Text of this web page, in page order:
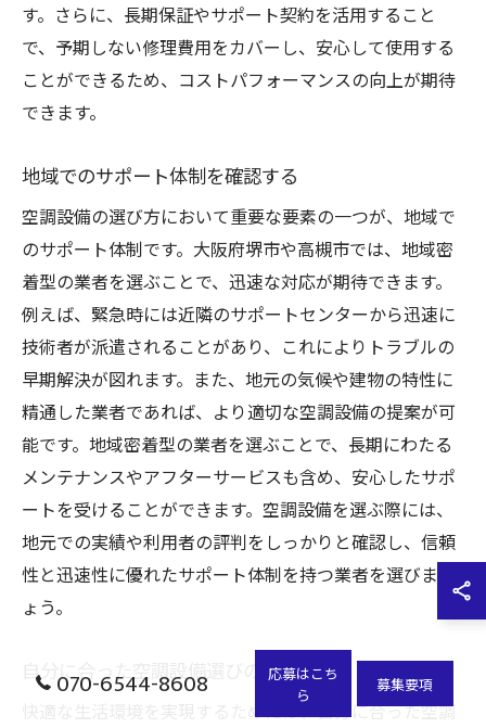
す。さらに、長期保証やサポート契約を活用すること
で、予期しない修理費用をカバーし、安心して使用する
ことができるため、コストパフォーマンスの向上が期待
できます。
地域でのサポート体制を確認する
空調設備の選び方において重要な要素の一つが、地域で
のサポート体制です。大阪府堺市や高槻市では、地域密
着型の業者を選ぶことで、迅速な対応が期待できます。
例えば、緊急時には近隣のサポートセンターから迅速に
技術者が派遣されることがあり、これによりトラブルの
早期解決が図れます。また、地元の気候や建物の特性に
精通した業者であれば、より適切な空調設備の提案が可
能です。地域密着型の業者を選ぶことで、長期にわたる
メンテナンスやアフターサービスも含め、安心したサポ
ートを受けることができます。空調設備を選ぶ際には、
地元での実績や利用者の評判をしっかりと確認し、信頼
性と迅速性に優れたサポート体制を持つ業者を選びまし
ょう。
自分に合った空調設備選びのために
快適な生活環境を実現するためには、自分に合った空調
070-6544-8608
応募はこち
ら
募集要項